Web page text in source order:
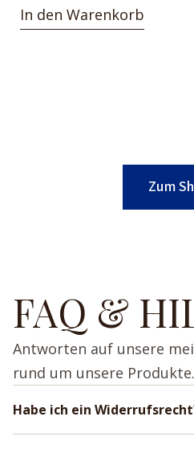
In den Warenkorb
Zum
FAQ &
Antworten auf unsere
rund um unsere Produkte.
Habe ich ein